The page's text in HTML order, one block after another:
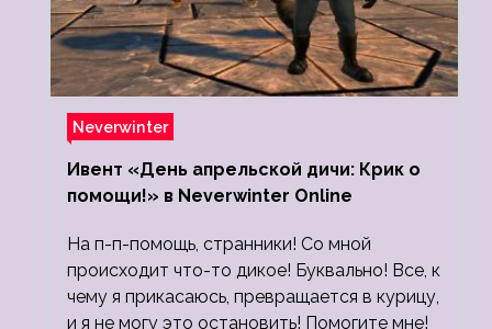
Neverwinter
Ивент «День апрельской дичи: Крик о
помощи!» в Neverwinter Online
На п-п-помощь, странники! Со мной
происходит что-то дикое! Буквально! Все, к
чему я прикасаюсь, превращается в курицу,
и я не могу это остановить! Помогите мне!